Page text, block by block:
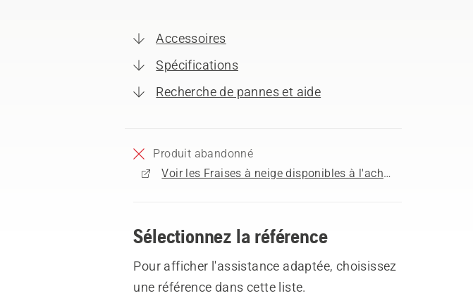
Accessoires
Spécifications
Recherche de pannes et aide
Produit abandonné
Voir les Fraises à neige disponibles à l'achat
Sélectionnez la référence
Pour afficher l'assistance adaptée, choisissez
une référence dans cette liste.